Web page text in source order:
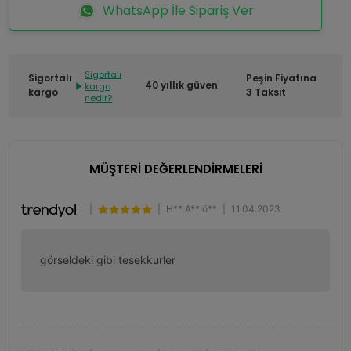
WhatsApp İle Sipariş Ver
Sigortalı
kargo
Sigortalı
kargo
nedir?
40 yıllık güven
Peşin Fiyatına
3 Taksit
MÜŞTERİ DEĞERLENDİRMELERİ
H** A** ö** 11.04.2023
görseldeki gibi tesekkurler